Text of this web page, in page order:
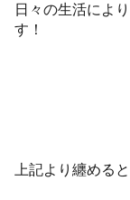
日々の生活によ
す！
上記より纏めると